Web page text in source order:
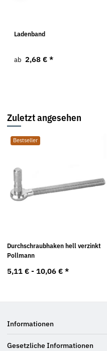
Ladenband
ab 2,68 € *
Zuletzt angesehen
Bestseller
Durchschraubhaken hell verzinkt
Pollmann
5,11 € - 10,06 € *
Informationen
Gesetzliche Informationen